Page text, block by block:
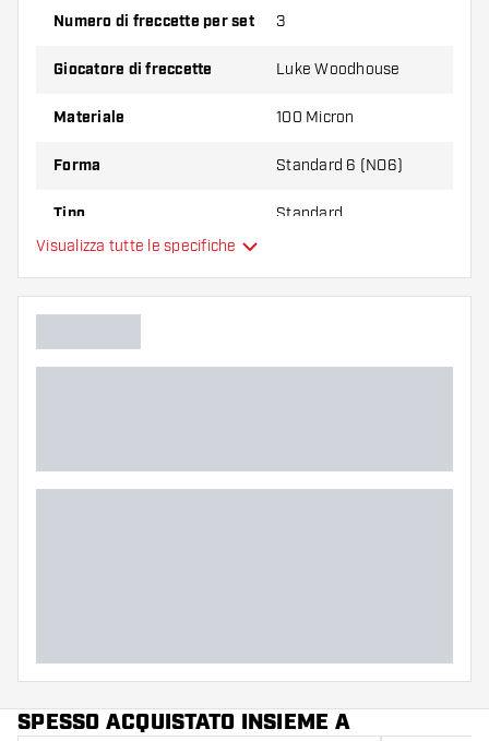
Provate una forma, un materiale o uno
variante vi si addice di più!
Numero di freccette per set 3
Giocatore di freccette Luke Woodhouse
Materiale 100 Micron
Forma Standard 6 (NO6)
Tipo Standard
Colori aggiuntivi
Visualizza tutte le specifiche
SPESSO ACQUISTATO INSIEME A